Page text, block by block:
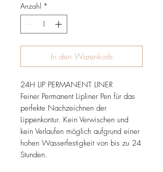
Anzahl *
In den Warenkorb
24H LIP PERMANENT LINER
Feiner Permanent Lipliner Pen für das
perfekte Nachzeichnen der
Lippenkontur. Kein Verwischen und
kein Verlaufen möglich aufgrund einer
hohen Wasserfestigkeit von bis zu 24
Stunden.